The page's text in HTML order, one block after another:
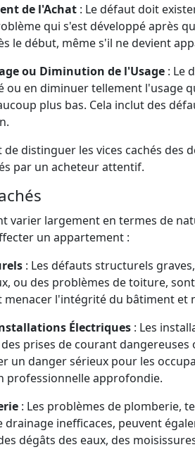
de l'Achat : Le défaut doit
qui s'est développé après
le début, même s'il ne devient
ou Diminution de l'Usage : Le
ou en diminuer tellement l'usage
plus bas. Cela inclut des
distinguer les vices cachés
par un acheteur attentif.
varier largement en termes de
un appartement :
: Les défauts structurels
ou des problèmes de toiture,
menacer l'intégrité du bâtiment et
Électriques : Les
prises de courant
un danger sérieux pour les
professionnelle approfondie.
: Les problèmes de plomberie,
drainage inefficaces, peuvent
dégâts des eaux, des